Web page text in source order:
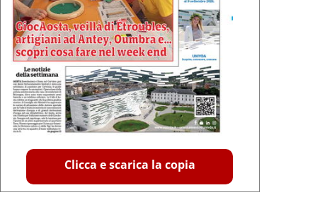
Clicca e scarica la copia